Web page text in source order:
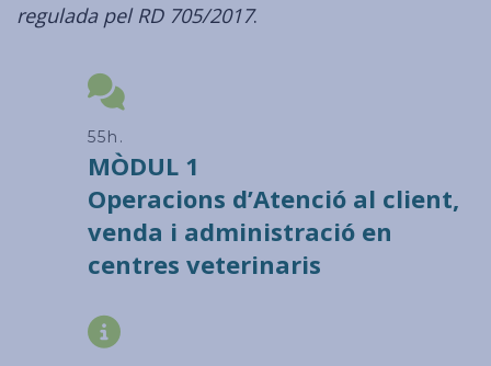
regulada pel RD 705/2017.
60h.
MÒDUL 1
Operacions d’Atenció al client,
venda i administració en
centres veterinaris